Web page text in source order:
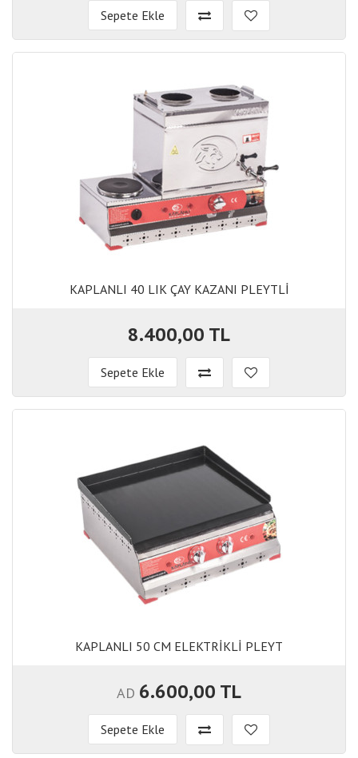
Sepete Ekle
KAPLANLI 40 LIK ÇAY KAZANI PLEYTLİ
8.400,00 TL
Sepete Ekle
KAPLANLI 50 CM ELEKTRİKLİ PLEYT
AD 6.600,00 TL
Sepete Ekle